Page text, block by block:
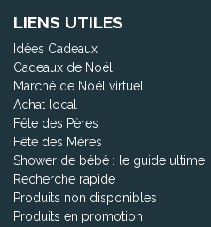
LIENS UTILES
Idées Cadeaux
Cadeaux de Noël
Marché de Noël virtuel
Achat local
Fête des Pères
Fête des Mères
Shower de bébé : le guide ultime
Recherche rapide
Produits non disponibles
Produits en promotion